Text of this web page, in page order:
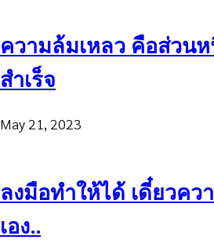
ความล้มเหลว คือส่วน
สำเร็จ
May 21, 2023
ลงมือทำให้ได้ เดี๋ยวคว
เอง..